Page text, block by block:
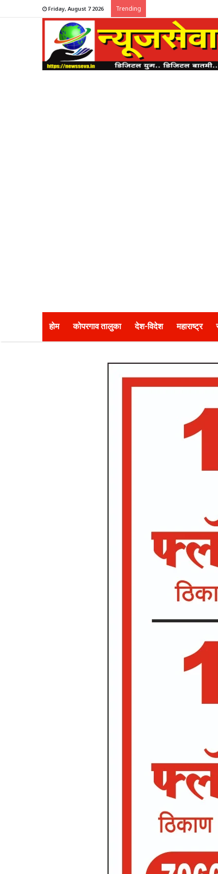
Friday, August 7 2026 Trending
होम कोपरगाव तालुका देश-विदेश महाराष्ट्र